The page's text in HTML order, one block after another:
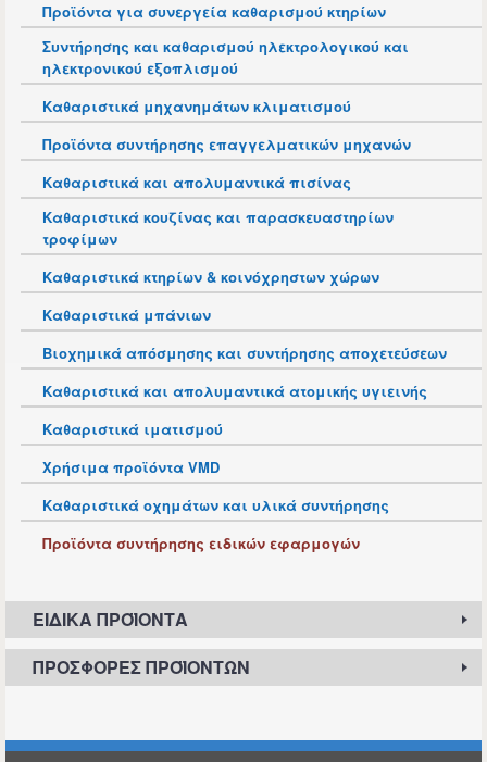
Προϊόντα για συνεργεία καθαρισμού κτηρίων
Συντήρησης και καθαρισμού ηλεκτρολογικού και
ηλεκτρονικού εξοπλισμού
Καθαριστικά μηχανημάτων κλιματισμού
Προϊόντα συντήρησης επαγγελματικών μηχανών
Καθαριστικά και απολυμαντικά πισίνας
Καθαριστικά κουζίνας και παρασκευαστηρίων
τροφίμων
Καθαριστικά κτηρίων & κοινόχρηστων χώρων
Καθαριστικά μπάνιων
Βιοχημικά απόσμησης και συντήρησης αποχετεύσεων
Καθαριστικά και απολυμαντικά ατομικής υγιεινής
Καθαριστικά ιματισμού
Χρήσιμα προϊόντα VMD
Καθαριστικά οχημάτων και υλικά συντήρησης
Προϊόντα συντήρησης ειδικών εφαρμογών
ΕΙΔΙΚΆ ΠΡΟΪΌΝΤΑ
ΠΡΟΣΦΟΡΈΣ ΠΡΟΪΌΝΤΩΝ